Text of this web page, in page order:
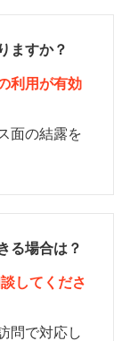
ますか？
利用が有効
面の結露を
る場合は？
してくださ
問で対応し